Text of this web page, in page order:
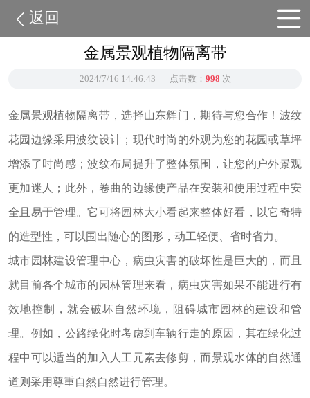
返回
金属景观植物隔离带
2024/7/16 14:46:43 点击数： 998 次
金属景观植物隔离带，选择山东辉门，期待与您合作！波纹
花园边缘采用波纹设计；现代时尚的外观为您的花园或草坪
增添了时尚感；波纹布局提升了整体氛围，让您的户外景观
更加迷人；此外，卷曲的边缘使产品在安装和使用过程中安
全且易于管理。它可将园林大小看起来整体好看，以它奇特
的造型性，可以围出随心的图形，动工轻便、省时省力。
城市园林建设管理中心，病虫灾害的破坏性是巨大的，而且
就目前各个城市的园林管理来看，病虫灾害如果不能进行有
效地控制，就会破坏自然环境，阻碍城市园林的建设和管
理。例如，公路绿化时考虑到车辆行走的原因，其在绿化过
程中可以适当的加入人工元素去修剪，而景观水体的自然通
道则采用尊重自然自然进行管理。